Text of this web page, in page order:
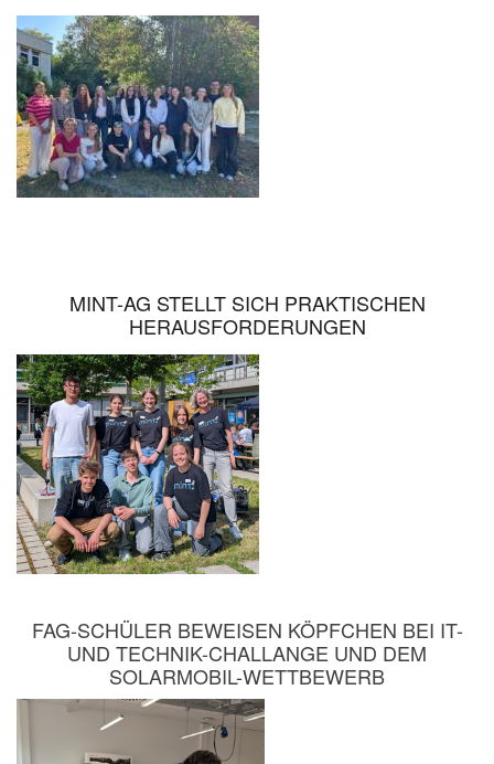
AKTUELLEM
DIGITALEN
PRODUKT!
MINT-AG STELLT SICH PRAKTISCHEN
HERAUSFORDERUNGEN
FAG-SCHÜLER BEWEISEN KÖPFCHEN BEI IT-
UND TECHNIK-CHALLANGE UND DEM
SOLARMOBIL-WETTBEWERB